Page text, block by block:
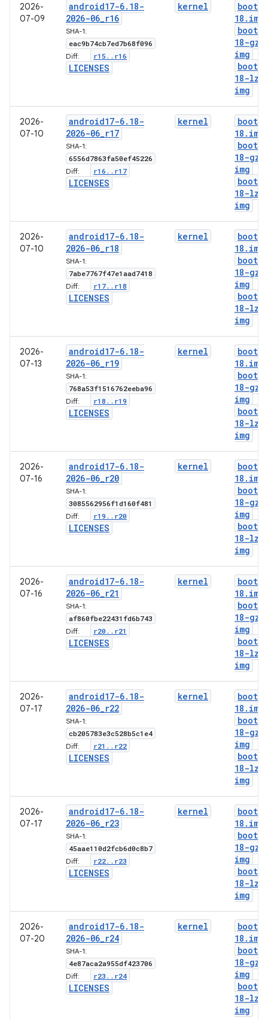
2026-
07-09
android17-6. 18-
2026-06_r16
SHA-1:
eac9b74cb7ed7b68f096
Diff: r15 . . r16
LICENSES
kernel
boot-6
18 . img
boot-6
18-gz
img
boot-6
18-lz4
img
2026-
07-10
android17-6. 18-
2026-06_r17
SHA-1:
6556d7863fa50ef45226
Diff: r16 . . r17
LICENSES
kernel
boot-6
18 . img
boot-6
18-gz
img
boot-6
18-lz4
img
2026-
07-10
android17-6. 18-
2026-06_r18
SHA-1:
7abe7767f47e1aad7418
Diff: r17. . r18
LICENSES
kernel
boot-6
18 . img
boot-6
18-gz
img
boot-6
18-lz4
img
2026-
07-13
android17-6. 18-
2026-06_r19
SHA-1:
768a53f1516762eeba96
Diff: r18 . . r19
LICENSES
kernel
boot-6
18 . img
boot-6
18-gz
img
boot-6
18-lz4
img
2026-
07-16
android17-6. 18-
2026-06_r20
SHA-1:
3085562956f1d160f481
Diff: r19 . . r20
LICENSES
kernel
boot-6
18 . img
boot-6
18-gz
img
boot-6
18-lz4
img
2026-
07-16
android17-6. 18-
2026-06_r21
SHA-1:
af860fbe22431fd6b743
Diff: r20 . . r21
LICENSES
kernel
boot-6
18 . img
boot-6
18-gz
img
boot-6
18-lz4
img
2026-
07-17
android17-6. 18-
2026-06_r22
SHA-1:
cb205783e3c528b5c1e4
Diff: r21 . . r22
LICENSES
kernel
boot-6
18 . img
boot-6
18-gz
img
boot-6
18-lz4
img
2026-
07-17
android17-6. 18-
2026-06_r23
SHA-1:
45aae110d2fcb6d0c8b7
Diff: r22. . r23
LICENSES
kernel
boot-6
18 . img
boot-6
18-gz
img
boot-6
18-lz4
img
2026-
07-20
android17-6. 18-
2026-06_r24
SHA-1:
4e87aca2a955df423706
Diff: r23 . . r24
LICENSES
kernel
boot-6
18 . img
boot-6
18-gz
img
boot-6
18-lz4
img